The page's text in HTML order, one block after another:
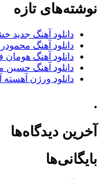
نوشته‌های تازه
دانلود آهنگ جدید
دانلود آهنگ
دانلود آهنگ
دانلود آهنگ حسین
دانلود ورژن آهسته
.
آخرین دیدگاه‌ها
بایگانی‌ها